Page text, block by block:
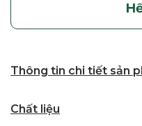
Thông tin chi tiết sản
Chất liệu